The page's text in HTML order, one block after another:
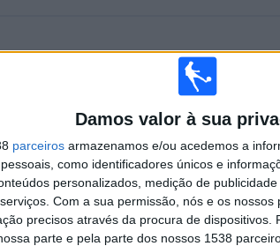
Damos valor à sua
parceiros armazenamos e/ou acedemos a
como identificadores únicos e
personalizados, medição de
Com a sua permissão, nós e os
precisos através da procura de dispositivos.
parte e pela parte dos nossos 1538
SEM
GRATUITA
CONSECUTIVOS
PAGOS
2
COMPETIÇÕES